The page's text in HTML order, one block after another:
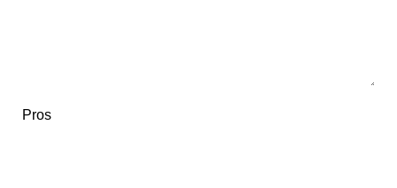
Pros